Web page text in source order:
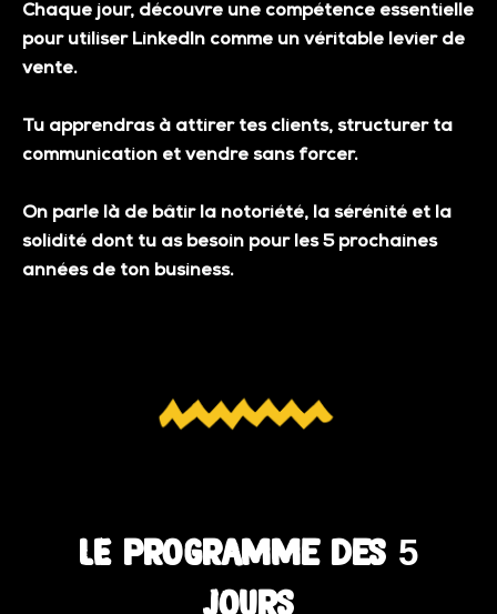
Chaque jour, découvre une compétence essentielle
pour utiliser LinkedIn comme un véritable levier de
vente.
Tu apprendras à attirer tes clients, structurer ta
communication et vendre sans forcer.
On parle là de bâtir la notoriété, la sérénité et la
solidité dont tu as besoin pour les 5 prochaines
années de ton business.
LE programme des 5
jours